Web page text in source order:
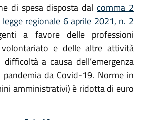
di spesa disposta dal comma 2
legge regionale 6 aprile 2021, n. 2
a favore delle professioni
e delle altre attività
a causa dell’emergenza
pandemia da Covid-19. Norme in
amministrativi) è ridotta di euro